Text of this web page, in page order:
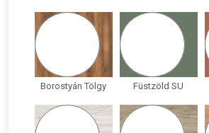
Borostyán Tölgy Füstzöld SU